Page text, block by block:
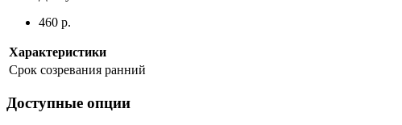
460 р.
Характеристики
Срок созревания ранний
Доступные опции